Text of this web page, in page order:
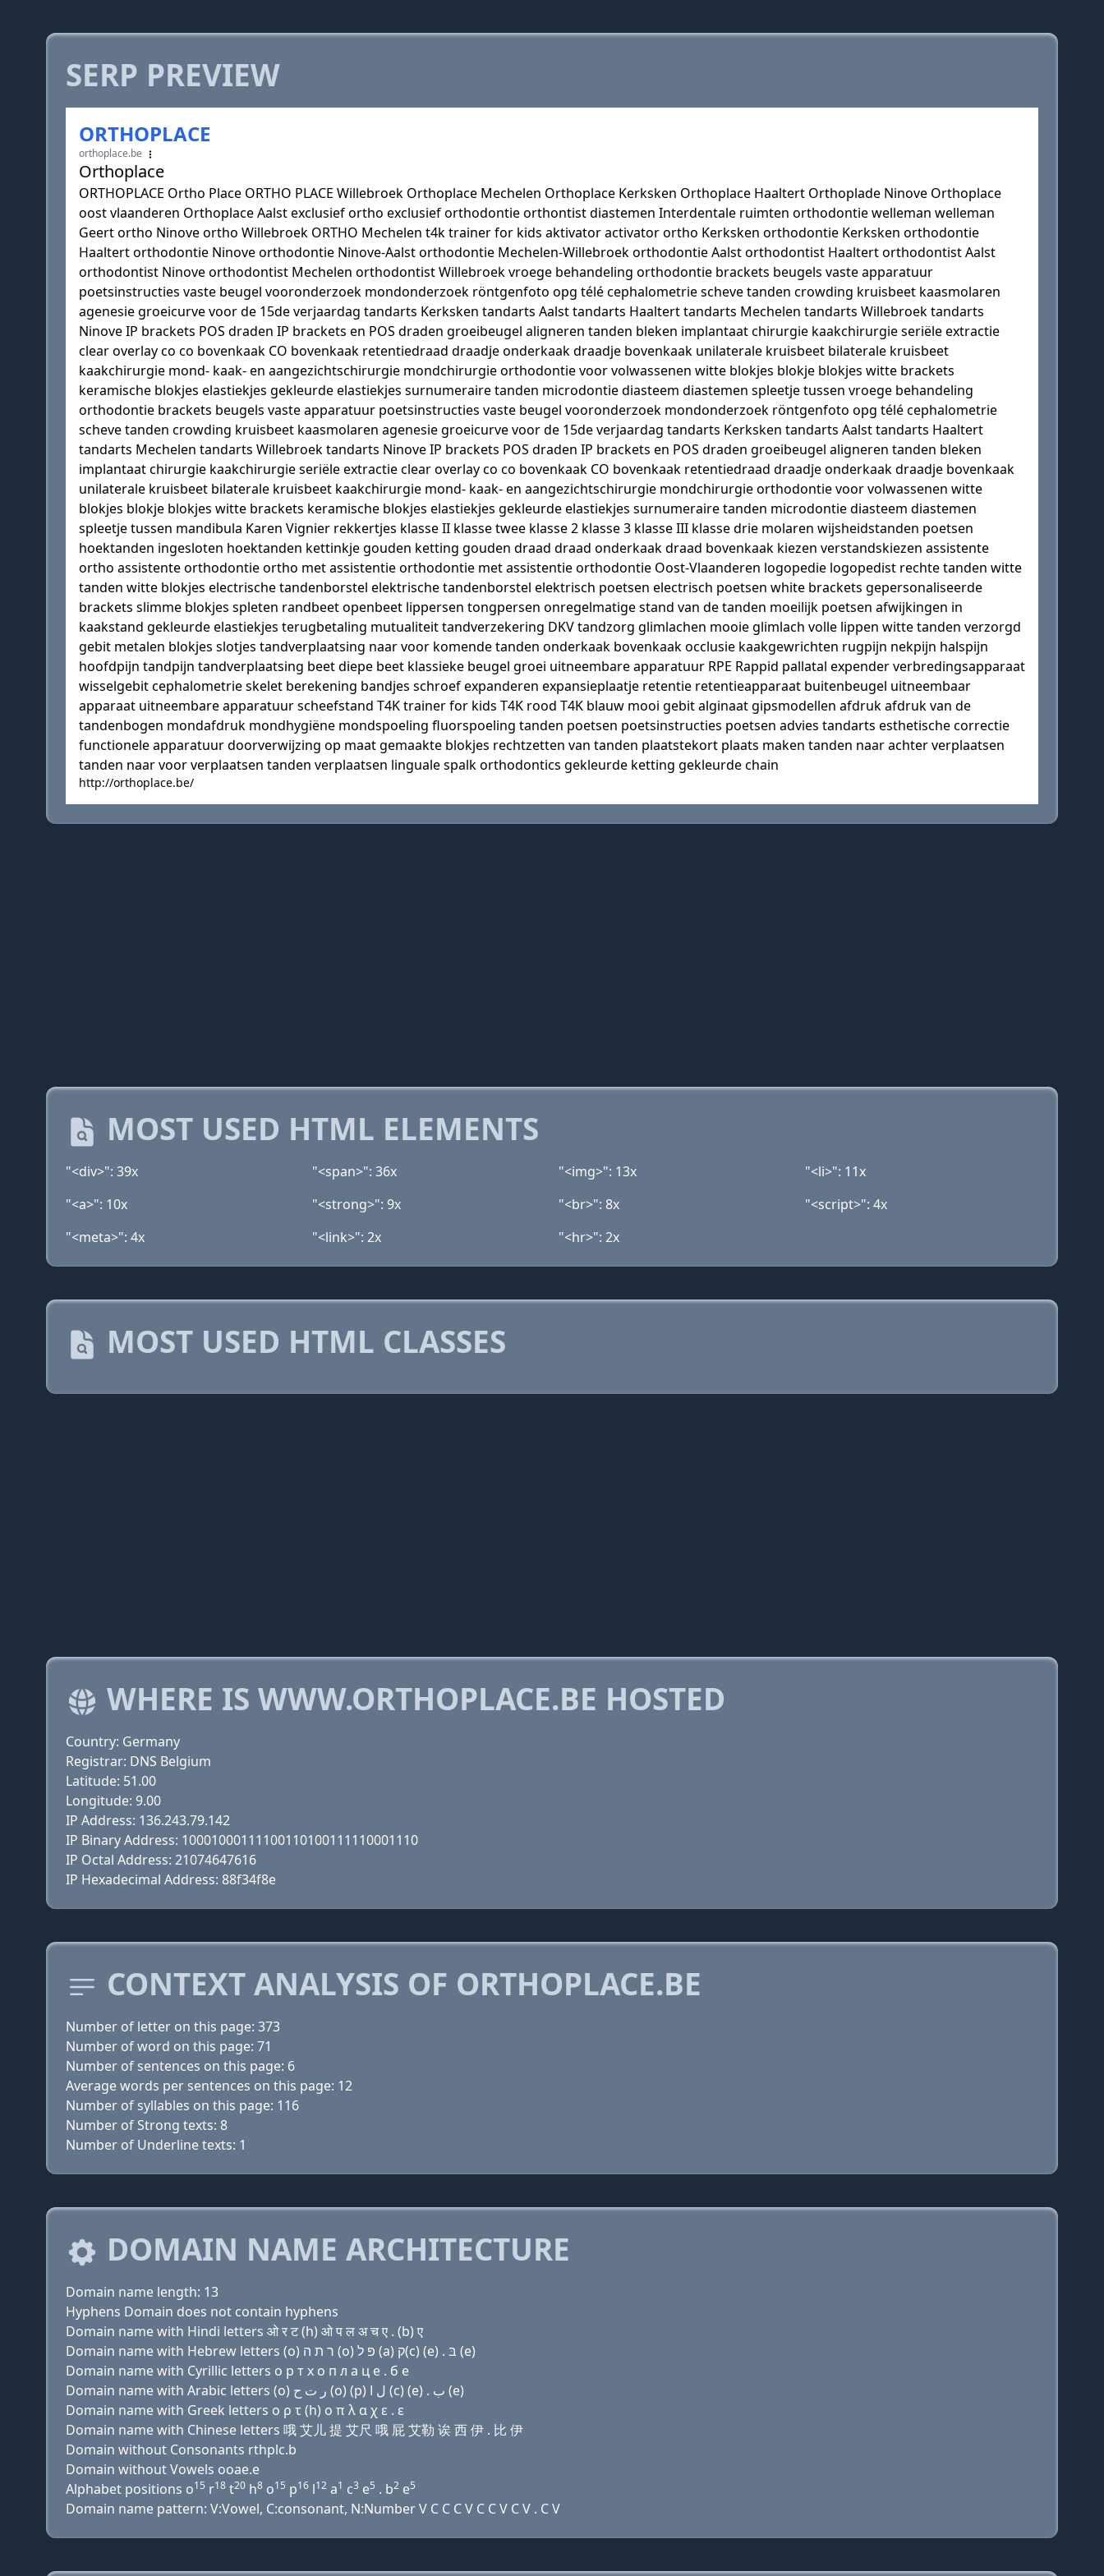
SERP PREVIEW
ORTHOPLACE
orthoplace.be
Orthoplace
ORTHOPLACE Ortho Place ORTHO PLACE Willebroek Orthoplace Mechelen Orthoplace Kerksken Orthoplace Haaltert Orthoplade Ninove Orthoplace
oost vlaanderen Orthoplace Aalst exclusief ortho exclusief orthodontie orthontist diastemen Interdentale ruimten orthodontie welleman welleman
Geert ortho Ninove ortho Willebroek ORTHO Mechelen t4k trainer for kids aktivator activator ortho Kerksken orthodontie Kerksken orthodontie
Haaltert orthodontie Ninove orthodontie Ninove-Aalst orthodontie Mechelen-Willebroek orthodontie Aalst orthodontist Haaltert orthodontist Aalst
orthodontist Ninove orthodontist Mechelen orthodontist Willebroek vroege behandeling orthodontie brackets beugels vaste apparatuur
poetsinstructies vaste beugel vooronderzoek mondonderzoek röntgenfoto opg télé cephalometrie scheve tanden crowding kruisbeet kaasmolaren
agenesie groeicurve voor de 15de verjaardag tandarts Kerksken tandarts Aalst tandarts Haaltert tandarts Mechelen tandarts Willebroek tandarts
Ninove IP brackets POS draden IP brackets en POS draden groeibeugel aligneren tanden bleken implantaat chirurgie kaakchirurgie seriële extractie
clear overlay co co bovenkaak CO bovenkaak retentiedraad draadje onderkaak draadje bovenkaak unilaterale kruisbeet bilaterale kruisbeet
kaakchirurgie mond- kaak- en aangezichtschirurgie mondchirurgie orthodontie voor volwassenen witte blokjes blokje blokjes witte brackets
keramische blokjes elastiekjes gekleurde elastiekjes surnumeraire tanden microdontie diasteem diastemen spleetje tussen vroege behandeling
orthodontie brackets beugels vaste apparatuur poetsinstructies vaste beugel vooronderzoek mondonderzoek röntgenfoto opg télé cephalometrie
scheve tanden crowding kruisbeet kaasmolaren agenesie groeicurve voor de 15de verjaardag tandarts Kerksken tandarts Aalst tandarts Haaltert
tandarts Mechelen tandarts Willebroek tandarts Ninove IP brackets POS draden IP brackets en POS draden groeibeugel aligneren tanden bleken
implantaat chirurgie kaakchirurgie seriële extractie clear overlay co co bovenkaak CO bovenkaak retentiedraad draadje onderkaak draadje bovenkaak
unilaterale kruisbeet bilaterale kruisbeet kaakchirurgie mond- kaak- en aangezichtschirurgie mondchirurgie orthodontie voor volwassenen witte
blokjes blokje blokjes witte brackets keramische blokjes elastiekjes gekleurde elastiekjes surnumeraire tanden microdontie diasteem diastemen
spleetje tussen mandibula Karen Vignier rekkertjes klasse II klasse twee klasse 2 klasse 3 klasse III klasse drie molaren wijsheidstanden poetsen
hoektanden ingesloten hoektanden kettinkje gouden ketting gouden draad draad onderkaak draad bovenkaak kiezen verstandskiezen assistente
ortho assistente orthodontie ortho met assistentie orthodontie met assistentie orthodontie Oost-Vlaanderen logopedie logopedist rechte tanden witte
tanden witte blokjes electrische tandenborstel elektrische tandenborstel elektrisch poetsen electrisch poetsen white brackets gepersonaliseerde
brackets slimme blokjes spleten randbeet openbeet lippersen tongpersen onregelmatige stand van de tanden moeilijk poetsen afwijkingen in
kaakstand gekleurde elastiekjes terugbetaling mutualiteit tandverzekering DKV tandzorg glimlachen mooie glimlach volle lippen witte tanden verzorgd
gebit metalen blokjes slotjes tandverplaatsing naar voor komende tanden onderkaak bovenkaak occlusie kaakgewrichten rugpijn nekpijn halspijn
hoofdpijn tandpijn tandverplaatsing beet diepe beet klassieke beugel groei uitneembare apparatuur RPE Rappid pallatal expender verbredingsapparaat
wisselgebit cephalometrie skelet berekening bandjes schroef expanderen expansieplaatje retentie retentieapparaat buitenbeugel uitneembaar
apparaat uitneembare apparatuur scheefstand T4K trainer for kids T4K rood T4K blauw mooi gebit alginaat gipsmodellen afdruk afdruk van de
tandenbogen mondafdruk mondhygiëne mondspoeling fluorspoeling tanden poetsen poetsinstructies poetsen advies tandarts esthetische correctie
functionele apparatuur doorverwijzing op maat gemaakte blokjes rechtzetten van tanden plaatstekort plaats maken tanden naar achter verplaatsen
tanden naar voor verplaatsen tanden verplaatsen linguale spalk orthodontics gekleurde ketting gekleurde chain
http://orthoplace.be/
MOST USED HTML ELEMENTS
"<div>": 39x "<span>": 36x "<img>": 13x
"<li>": 11x
"<a>": 10x
"<strong>": 9x "<br>": 8x
"<script>": 4x
"<meta>": 4x
"<link>": 2x "<hr>": 2x
MOST USED HTML CLASSES
WHERE IS WWW.ORTHOPLACE.BE HOSTED
Country: Germany
Registrar: DNS Belgium
Latitude: 51.00
Longitude: 9.00
IP Address: 136.243.79.142
IP Binary Address: 10001000111100110100111110001110
IP Octal Address: 21074647616
IP Hexadecimal Address: 88f34f8e
CONTEXT ANALYSIS OF ORTHOPLACE.BE
Number of letter on this page: 373
Number of word on this page: 71
Number of sentences on this page: 6
Average words per sentences on this page: 12
Number of syllables on this page: 116
Number of Strong texts: 8
Number of Underline texts: 1
DOMAIN NAME ARCHITECTURE
Domain name length: 13
Hyphens Domain does not contain hyphens
Domain name with Hindi letters ओ र ट (h) ओ प ल अ च ए . (b) ए
Domain name with Hebrew letters (ο) ר ת ה (ο) פּ ל (a) ק(c) (e) . בּ (e)
Domain name with Cyrillic letters о р т х о п л a ц e . б e
Domain name with Arabic letters (o) ﺭ ﺕ ﺡ (o) (p) ﻝ ﺍ (c) (e) . ﺏ (e)
Domain name with Greek letters ο ρ τ (h) ο π λ α χ ε . ε
Domain name with Chinese letters 哦 艾儿 提 艾尺 哦 屁 艾勒 诶 西 伊 . 比 伊
Domain without Consonants rthplc.b
Domain without Vowels ooae.e
Alphabet positions o15 r18 t20 h8 o15 p16 l12 a1 c3 e5 . b2 e5
Domain name pattern: V:Vowel, C:consonant, N:Number V C C C V C C V C V . C V